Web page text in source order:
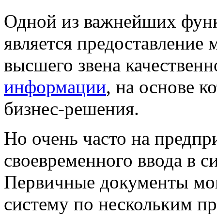
Одной из важнейших
является
высшего звена
информации, на основе
бизнес-решения.
Но очень часто на
своевременного ввода в
Первичные документы
систему по нескольким